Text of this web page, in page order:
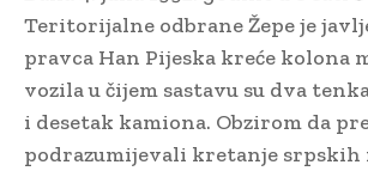
Teritorijalne odbrane Žepe je
pravca Han Pijeska kreće kolona
vozila u čijem sastavu su dva
i desetak kamiona. Obzirom da
podrazumijevali kretanje